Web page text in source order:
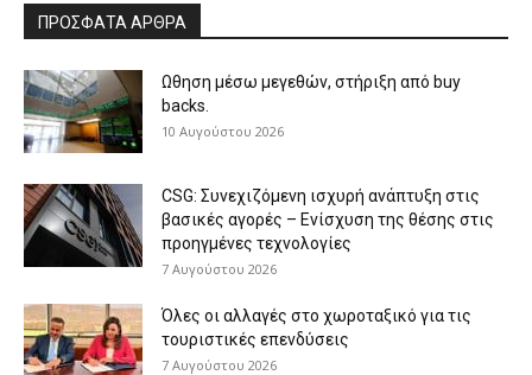
ΠΡΟΣΦΑΤΑ ΑΡΘΡΑ
Ωθηση μέσω μεγεθών, στήριξη από buy
backs.
10 Αυγούστου 2026
CSG: Συνεχιζόμενη ισχυρή ανάπτυξη στις
βασικές αγορές – Ενίσχυση της θέσης στις
προηγμένες τεχνολογίες
7 Αυγούστου 2026
Όλες οι αλλαγές στο χωροταξικό για τις
τουριστικές επενδύσεις
7 Αυγούστου 2026